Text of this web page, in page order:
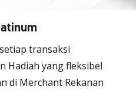
transaksi
Hadiah yang fleksibel
di Merchant Rekanan